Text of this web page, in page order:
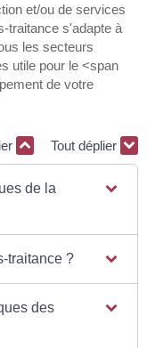
et/ou de services
traitance s'adapte à
les secteurs
utile pour le <span
de votre
Tout déplier
de la
traitance ?
des